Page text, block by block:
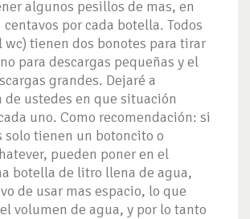
algunos pesillos de mas, en
centavos por cada botella. Todos
wc) tienen dos bonotes para tirar
para descargas pequeñas y el
grandes. Dejaré a
ustedes en que situación
uno. Como recomendación: si
solo tienen un botoncito o
pueden poner en el
botella de litro llena de agua,
de usar mas espacio, lo que
volumen de agua, y por lo tanto